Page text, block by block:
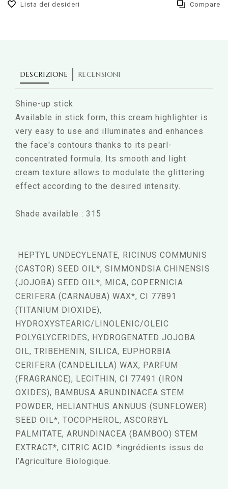
Lista dei desideri Compare
DESCRIZIONE RECENSIONI
Shine-up stick
Available in stick form, this cream highlighter is
very easy to use and illuminates and enhances
the face's contours thanks to its pearl-
concentrated formula. Its smooth and light
cream texture allows to modulate the glittering
effect according to the desired intensity.
Shade available : 315
HEPTYL UNDECYLENATE, RICINUS COMMUNIS
(CASTOR) SEED OIL*, SIMMONDSIA CHINENSIS
(JOJOBA) SEED OIL*, MICA, COPERNICIA
CERIFERA (CARNAUBA) WAX*, CI 77891
(TITANIUM DIOXIDE),
HYDROXYSTEARIC/LINOLENIC/OLEIC
POLYGLYCERIDES, HYDROGENATED JOJOBA
OIL, TRIBEHENIN, SILICA, EUPHORBIA
CERIFERA (CANDELILLA) WAX, PARFUM
(FRAGRANCE), LECITHIN, CI 77491 (IRON
OXIDES), BAMBUSA ARUNDINACEA STEM
POWDER, HELIANTHUS ANNUUS (SUNFLOWER)
SEED OIL*, TOCOPHEROL, ASCORBYL
PALMITATE, ARUNDINACEA (BAMBOO) STEM
EXTRACT*, CITRIC ACID. *ingrédients issus de
l’Agriculture Biologique.